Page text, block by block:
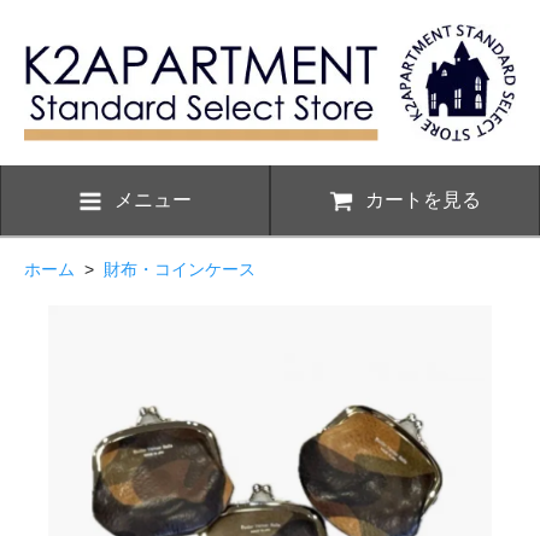
メニュー カートを見る
ホーム > 財布・コインケース